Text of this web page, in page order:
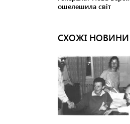
СХОЖІ НОВИНИ